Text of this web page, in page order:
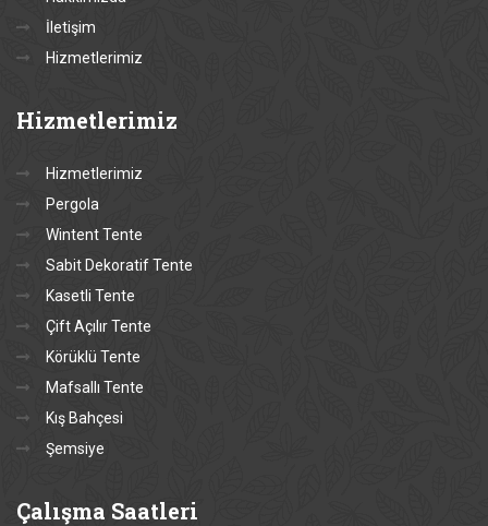
İletişim
Hizmetlerimiz
Hizmetlerimiz
Hizmetlerimiz
Pergola
Wintent Tente
Sabit Dekoratif Tente
Kasetli Tente
Çift Açılır Tente
Körüklü Tente
Mafsallı Tente
Kış Bahçesi
Şemsiye
Çalışma Saatleri